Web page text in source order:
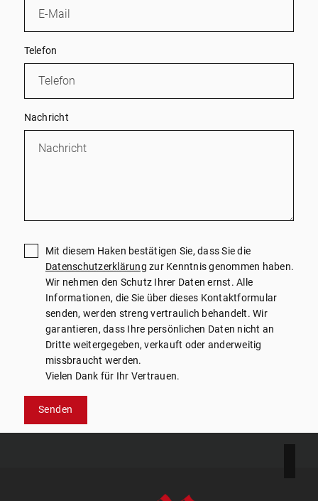
Telefon
Nachricht
Mit diesem Haken bestätigen Sie, dass Sie die
Datenschutzerklärung zur Kenntnis genommen haben.
Wir nehmen den Schutz Ihrer Daten ernst. Alle
Informationen, die Sie über dieses Kontaktformular
senden, werden streng vertraulich behandelt. Wir
garantieren, dass Ihre persönlichen Daten nicht an
Dritte weitergegeben, verkauft oder anderweitig
missbraucht werden.
Vielen Dank für Ihr Vertrauen.
Senden